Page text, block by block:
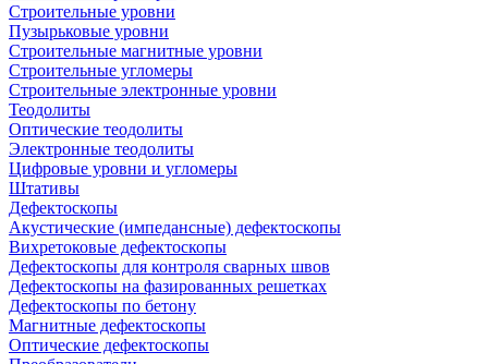
Строительные уровни
Пузырьковые уровни
Строительные магнитные уровни
Строительные угломеры
Строительные электронные уровни
Теодолиты
Оптические теодолиты
Электронные теодолиты
Цифровые уровни и угломеры
Штативы
Дефектоскопы
Акустические (импедансные) дефектоскопы
Вихретоковые дефектоскопы
Дефектоскопы для контроля сварных швов
Дефектоскопы на фазированных решетках
Дефектоскопы по бетону
Магнитные дефектоскопы
Оптические дефектоскопы